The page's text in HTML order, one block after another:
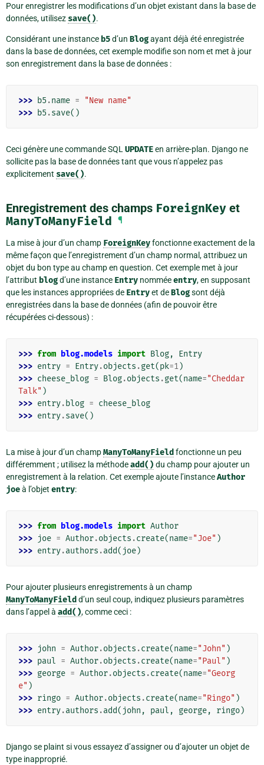
Pour enregistrer les modifications d’un objet existant dans la base de
données, utilisez save().
Considérant une instance b5d’un Blogayant déjà été enregistrée
dans la base de données, cet exemple modifie son nom et met à jour
son enregistrement dans la base de données :
>>> b5.name =
"New name"
>>> b5.save()
Ceci génère une commande SQL UPDATEen arrière-plan. Django ne
sollicite pas la base de données tant que vous n’appelez pas
explicitement save().
Enregistrement des champs ForeignKey et
ManyToManyField ¶
La mise à jour d’un champ ForeignKeyfonctionne exactement de la
même façon que l’enregistrement d’un champ normal, attribuez un
objet du bon type au champ en question. Cet exemple met à jour
l’attribut blogd’une instance Entry nomméeentry, en supposant
que les instances appropriées de Entryet deBlogsont déjà
enregistrées dans la base de données (afin de pouvoir être
récupérées ci-dessous) :
>>> from blog.models import Blog,
Entry
>>> entry = Entry.objects .get(pk=1)
>>> cheese_blog = Blog.objects .get(name="Cheddar
Talk" )
>>> entry. blog = cheese_blog
>>> entry.save()
La mise à jour d’un champManyToManyField fonctionne un peu
différemment ; utilisez la méthodeadd() du champ pour ajouter un
enregistrement à la relation. Cet exemple ajoute l’instanceAuthor
joeà l’objet entry:
>>> from blog.models import Author
>>> joe = Author.objects .create(name="Joe" )
>>> entry.authors .add( joe)
Pour ajouter plusieurs enregistrements à un champ
ManyToManyField d’un seul coup, indiquez plusieurs paramètres
dans l’appel à add(), comme ceci :
>>> john = Author.objects .create(name="John" )
>>> paul = Author.objects .create(name="Paul" )
>>> george = Author.objects .create(name="Georg
e" )
>>> ringo = Author.objects .create(name="Ringo" )
>>> entry.authors .add( john , paul , george, ringo)
Django se plaint si vous essayez d’assigner ou d’ajouter un objet de
type inapproprié.